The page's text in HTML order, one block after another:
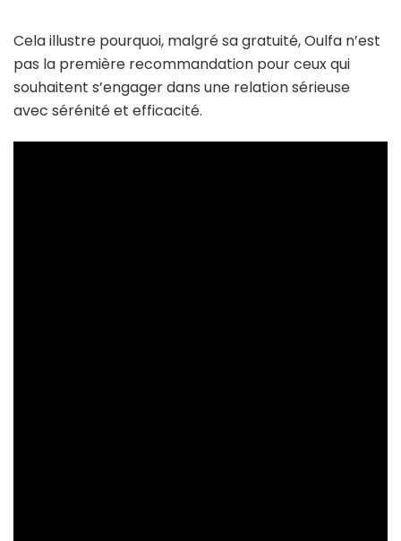
Cela illustre pourquoi, malgré sa gratuité, Oulfa n’est
pas la première recommandation pour ceux qui
souhaitent s’engager dans une relation sérieuse
avec sérénité et efficacité.